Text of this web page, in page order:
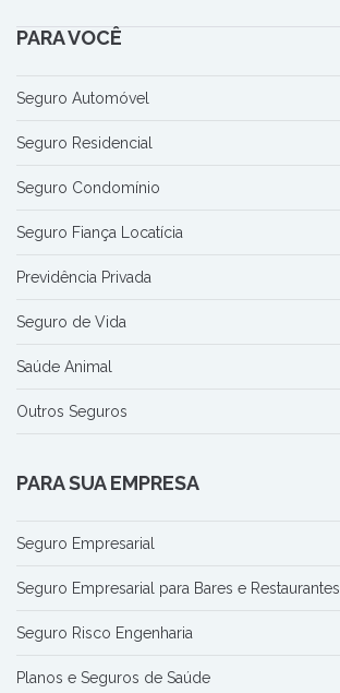
PARA VOCÊ
Seguro Automóvel
Seguro Residencial
Seguro Condomínio
Seguro Fiança Locatícia
Previdência Privada
Seguro de Vida
Saúde Animal
Outros Seguros
PARA SUA EMPRESA
Seguro Empresarial
Seguro Empresarial para Bares e Restaurantes
Seguro Risco Engenharia
Planos e Seguros de Saúde